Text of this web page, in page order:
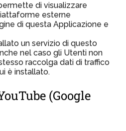
di visualizzare
esterne
di questa Applicazione e
un servizio di questo
nel caso gli Utenti non
raccolga dati di traffico
è installato.
(Google